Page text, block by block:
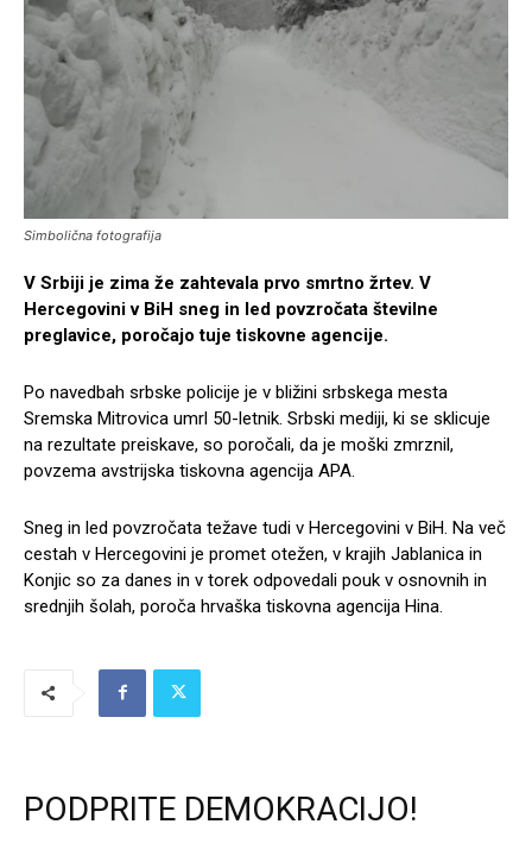
Simbolična fotografija
V Srbiji je zima že zahtevala prvo smrtno žrtev. V
Hercegovini v BiH sneg in led povzročata številne
preglavice, poročajo tuje tiskovne agencije.
Po navedbah srbske policije je v bližini srbskega mesta
Sremska Mitrovica umrl 50-letnik. Srbski mediji, ki se sklicuje
na rezultate preiskave, so poročali, da je moški zmrznil,
povzema avstrijska tiskovna agencija APA.
Sneg in led povzročata težave tudi v Hercegovini v BiH. Na več
cestah v Hercegovini je promet otežen, v krajih Jablanica in
Konjic so za danes in v torek odpovedali pouk v osnovnih in
srednjih šolah, poroča hrvaška tiskovna agencija Hina.
PODPRITE DEMOKRACIJO!